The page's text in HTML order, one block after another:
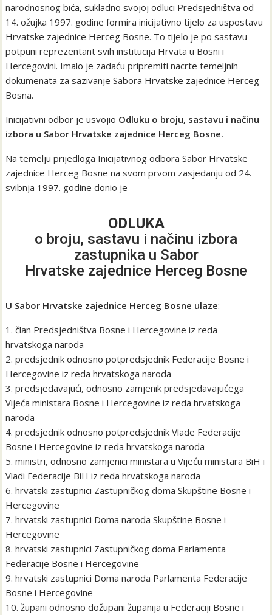
narodnosnog bića, sukladno svojoj odluci Predsjedništva od
14. ožujka 1997. godine formira inicijativno tijelo za uspostavu
Hrvatske zajednice Herceg Bosne. To tijelo je po sastavu
potpuni reprezentant svih institucija Hrvata u Bosni i
Hercegovini. Imalo je zadaću pripremiti nacrte temeljnih
dokumenata za sazivanje Sabora Hrvatske zajednice Herceg
Bosna.
Inicijativni odbor je usvojio Odluku o broju, sastavu i načinu
izbora u Sabor Hrvatske zajednice Herceg Bosne.
Na temelju prijedloga Inicijativnog odbora Sabor Hrvatske
zajednice Herceg Bosne na svom prvom zasjedanju od 24.
svibnja 1997. godine donio je
ODLUKA
o broju, sastavu i načinu izbora
zastupnika u Sabor
Hrvatske zajednice Herceg Bosne
U Sabor Hrvatske zajednice Herceg Bosne ulaze:
1. član Predsjedništva Bosne i Hercegovine iz reda
hrvatskoga naroda
2. predsjednik odnosno potpredsjednik Federacije Bosne i
Hercegovine iz reda hrvatskoga naroda
3. predsjedavajući, odnosno zamjenik predsjedavajućega
Vijeća ministara Bosne i Hercegovine iz reda hrvatskoga
naroda
4. predsjednik odnosno potpredsjednik Vlade Federacije
Bosne i Hercegovine iz reda hrvatskoga naroda
5. ministri, odnosno zamjenici ministara u Vijeću ministara BiH i
Vladi Federacije BiH iz reda hrvatskoga naroda
6. hrvatski zastupnici Zastupničkog doma Skupštine Bosne i
Hercegovine
7. hrvatski zastupnici Doma naroda Skupštine Bosne i
Hercegovine
8. hrvatski zastupnici Zastupničkog doma Parlamenta
Federacije Bosne i Hercegovine
9. hrvatski zastupnici Doma naroda Parlamenta Federacije
Bosne i Hercegovine
10. župani odnosno dožupani županija u Federaciji Bosne i